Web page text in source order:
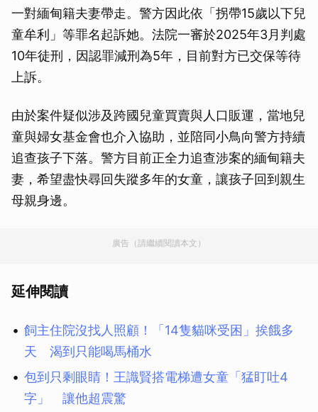
一對緬甸籍夫妻帶走。警方因此依「拐帶15歲以下兒
童牟利」等罪名起訴她。法院一審於2025年3月判處
10年徒刑，因認罪減刑為5年，目前對方已交保等待
上訴。
由於案件疑似涉及跨國兒童買賣與人口販運，當地兒
童與婦女基金會也介入協助，並陪同小鳥向警方持續
追查孩子下落。警方目前正全力追查涉案的緬甸籍夫
妻，希望盡快尋回失蹤多年的女童，讓孩子回到親生
母親身邊。
廣告（請繼續閱讀本文）
延伸閱讀
飼主住院沒找人照顧！「14隻貓咪受困」挨餓多
天 渴到只能喝馬桶水
包到只剩眼睛！王識賢搭電梯遭女童「猛盯吐4
字」 讓他超震驚